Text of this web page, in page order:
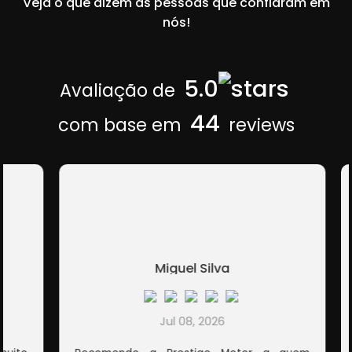
nós!
Avaliação de 5.0
com base em 44 reviews
Miguel Silva
Jul 08, 2026